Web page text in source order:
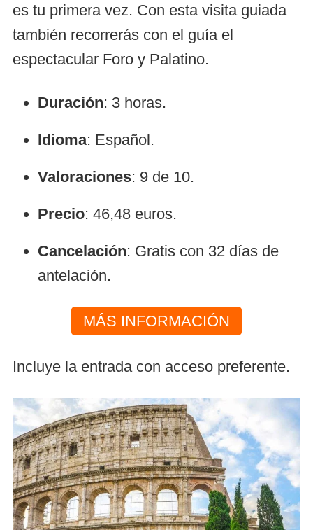
es tu primera vez. Con esta visita guiada
también recorrerás con el guía el
espectacular Foro y Palatino.
Duración: 3 horas.
Idioma: Español.
Valoraciones: 9 de 10.
Precio: 46,48 euros.
Cancelación: Gratis con 32 días de
antelación.
MÁS INFORMACIÓN
Incluye la entrada con acceso preferente.